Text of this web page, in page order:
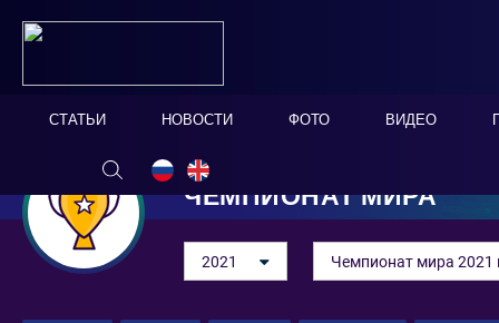
СТАТЬИ НОВОСТИ ФОТО ВИДЕО
ЧЕМПИОНАТ МИРА
2021 Чемпионат мира 2021